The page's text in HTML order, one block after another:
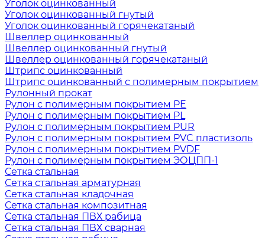
Уголок оцинкованный
Уголок оцинкованный гнутый
Уголок оцинкованный горячекатаный
Швеллер оцинкованный
Швеллер оцинкованный гнутый
Швеллер оцинкованный горячекатаный
Штрипс оцинкованный
Штрипс оцинкованный с полимерным покрытием
Рулонный прокат
Рулон с полимерным покрытием PE
Рулон с полимерным покрытием PL
Рулон с полимерным покрытием PUR
Рулон с полимерным покрытием PVC пластизоль
Рулон с полимерным покрытием PVDF
Рулон с полимерным покрытием ЭОЦПП-1
Сетка стальная
Сетка стальная арматурная
Сетка стальная кладочная
Сетка стальная композитная
Сетка стальная ПВХ рабица
Сетка стальная ПВХ сварная